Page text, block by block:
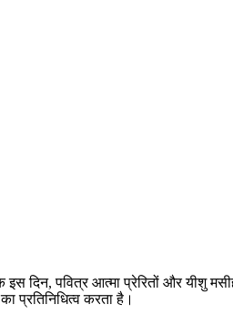
इस दिन, पवित्र आत्मा प्रेरितों और
प्रतिनिधित्व करता है।